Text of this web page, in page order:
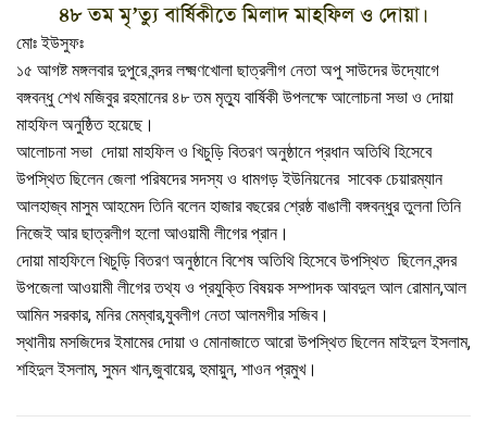
৪৮ তম মৃ’ত্যু বার্ষিকীতে মিলাদ মাহফিল ও দোয়া।
মোঃ ইউসুফঃ
১৫ আগষ্ট মঙ্গলবার দুপুরে বন্দর লক্ষ্মণখোলা ছাত্রলীগ নেতা অপু সাউদের উদ্যােগে
বঙ্গবন্ধু শেখ মজিবুর রহমানের ৪৮ তম মৃত্যু বার্ষিকী উপলক্ষে আলোচনা সভা ও দোয়া
মাহফিল অনুষ্ঠিত হয়েছে।
আলোচনা সভা দোয়া মাহফিল ও খিচুড়ি বিতরণ অনুষ্ঠানে প্রধান অতিথি হিসেবে
উপস্থিত ছিলেন জেলা পরিষদের সদস্য ও ধামগড় ইউনিয়নের সাবেক চেয়ারম্যান
আলহাজ্ব মাসুম আহমেদ তিনি বলেন হাজার বছরের শ্রেষ্ঠ বাঙালী বঙ্গবন্ধুর তুলনা তিনি
নিজেই আর ছাত্রলীগ হলো আওয়ামী লীগের প্রান।
দোয়া মাহফিলে খিচুড়ি বিতরণ অনুষ্ঠানে বিশেষ অতিথি হিসেবে উপস্থিত ছিলেন বন্দর
উপজেলা আওয়ামী লীগের তথ্য ও প্রযুক্তি বিষয়ক সম্পাদক আবদুল আল রোমান,আল
আমিন সরকার, মনির মেম্বার,যুবলীগ নেতা আলমগীর সজিব।
স্থানীয় মসজিদের ইমামের দোয়া ও মোনাজাতে আরো উপস্থিত ছিলেন মাইদুল ইসলাম,
শহিদুল ইসলাম, সুমন খান,জুবায়ের, হুমায়ুন, শাওন প্রমুখ।